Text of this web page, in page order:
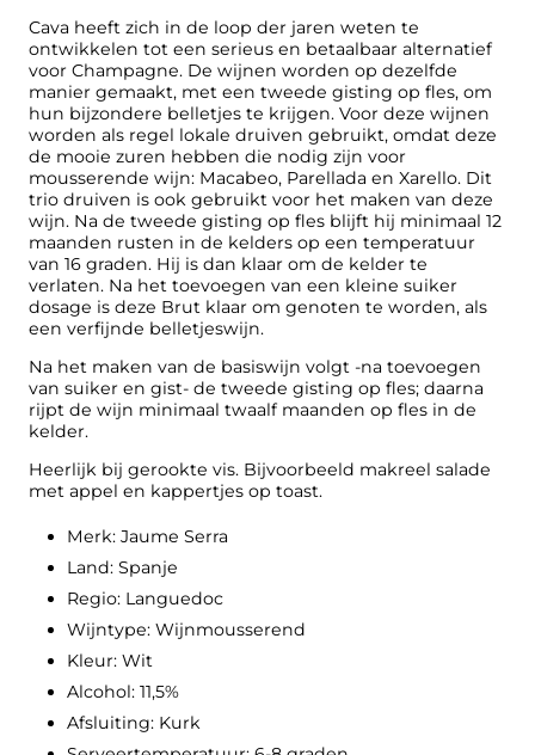
Cava heeft zich in de loop der jaren weten te
ontwikkelen tot een serieus en betaalbaar alternatief
voor Champagne. De wijnen worden op dezelfde
manier gemaakt, met een tweede gisting op fles, om
hun bijzondere belletjes te krijgen. Voor deze wijnen
worden als regel lokale druiven gebruikt, omdat deze
de mooie zuren hebben die nodig zijn voor
mousserende wijn: Macabeo, Parellada en Xarello. Dit
trio druiven is ook gebruikt voor het maken van deze
wijn. Na de tweede gisting op fles blijft hij minimaal 12
maanden rusten in de kelders op een temperatuur
van 16 graden. Hij is dan klaar om de kelder te
verlaten. Na het toevoegen van een kleine suiker
dosage is deze Brut klaar om genoten te worden, als
een verfijnde belletjeswijn.
Na het maken van de basiswijn volgt -na toevoegen
van suiker en gist- de tweede gisting op fles; daarna
rijpt de wijn minimaal twaalf maanden op fles in de
kelder.
Heerlijk bij gerookte vis. Bijvoorbeeld makreel salade
met appel en kappertjes op toast.
Merk: Jaume Serra
Land: Spanje
Regio: Languedoc
Wijntype: Wijnmousserend
Kleur: Wit
Alcohol: 11,5%
Afsluiting: Kurk